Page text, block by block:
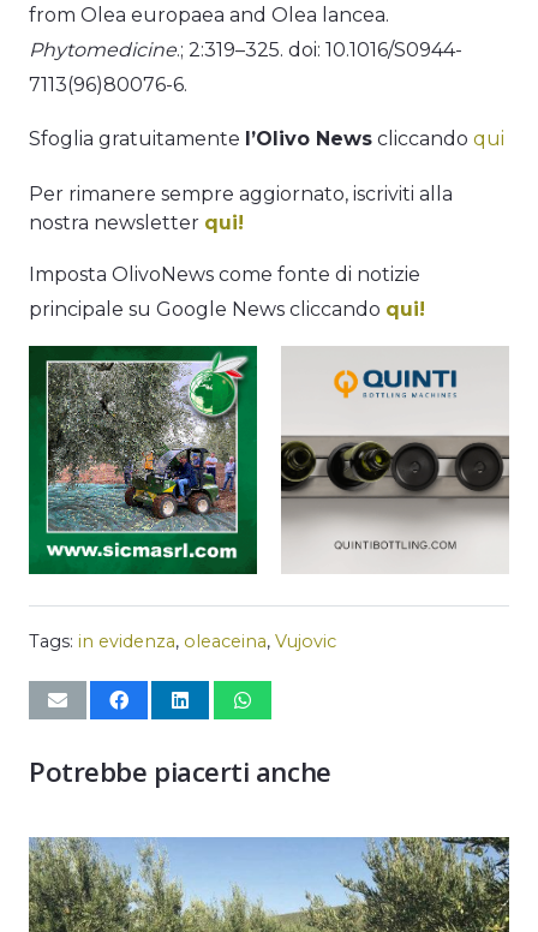
from Olea europaea and Olea lancea.
Phytomedicine.; 2:319–325. doi: 10.1016/S0944-
7113(96)80076-6.
Sfoglia gratuitamente l’Olivo News cliccando qui
Per rimanere sempre aggiornato, iscriviti alla
nostra newsletter qui!
Imposta OlivoNews come fonte di notizie
principale su Google News cliccando qui!
Tags: in evidenza, oleaceina, Vujovic
Potrebbe piacerti anche